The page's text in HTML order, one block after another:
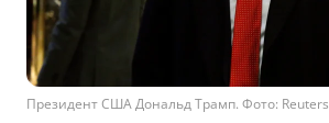
Президент США Дональд Трамп. Фото: Reuters